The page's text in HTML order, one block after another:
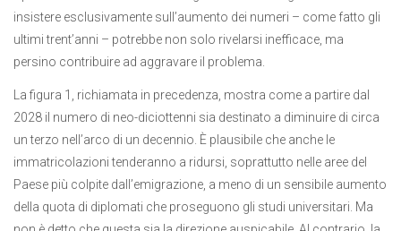
insistere esclusivamente sull’aumento dei numeri – come fatto gli
ultimi trent’anni – potrebbe non solo rivelarsi inefficace, ma
persino contribuire ad aggravare il problema.
La figura 1, richiamata in precedenza, mostra come a partire dal
2028 il numero di neo-diciottenni sia destinato a diminuire di circa
un terzo nell’arco di un decennio. È plausibile che anche le
immatricolazioni tenderanno a ridursi, soprattutto nelle aree del
Paese più colpite dall’emigrazione, a meno di un sensibile aumento
della quota di diplomati che proseguono gli studi universitari. Ma